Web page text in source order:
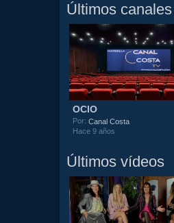
Últimos canales
OCIO
Por:Canal Costa
Hace 9 años
Últimos vídeos